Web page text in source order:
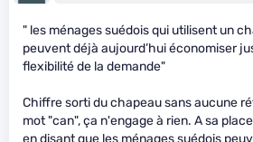
" les ménages suédois qui utilisent un
peuvent déjà aujourd’hui économiser
flexibilité de la demande"
Chiffre sorti du chapeau sans aucune
mot "can", ça n'engage à rien. A sa